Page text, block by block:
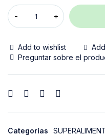
Add to wishlist
Preguntar sobre el
Categorías